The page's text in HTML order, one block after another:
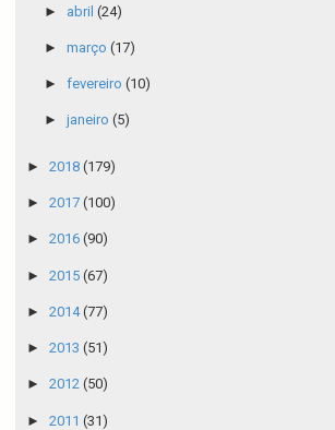
► abril (24)
► março (17)
► fevereiro (10)
► janeiro (5)
► 2018 (179)
► 2017 (100)
► 2016 (90)
► 2015 (67)
► 2014(77)
► 2013 (51)
► 2012 (50)
► 2011 (31)